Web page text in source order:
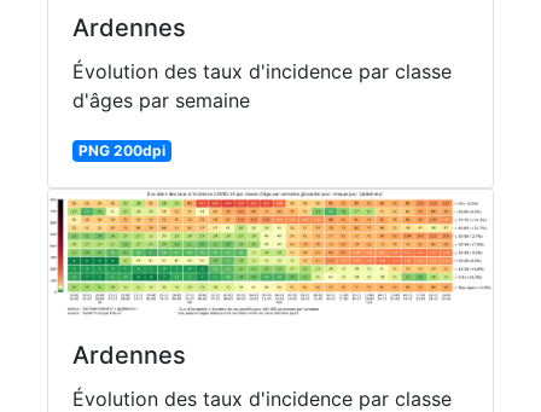
Ardennes
Évolution des taux d'incidence par classe
d'âges par semaine
PNG 200dpi
Ardennes
Évolution des taux d'incidence par classe